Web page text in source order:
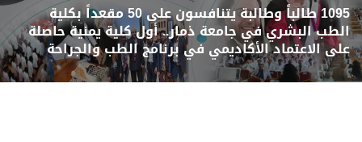
1095 طالباً وطالبة يتنافسون على 50 مقعداً بكلية
الطب البشري في جامعة ذمار.. أول كلية يمنية حاصلة
على الاعتماد الأكاديمي في برنامج الطب والجراحة